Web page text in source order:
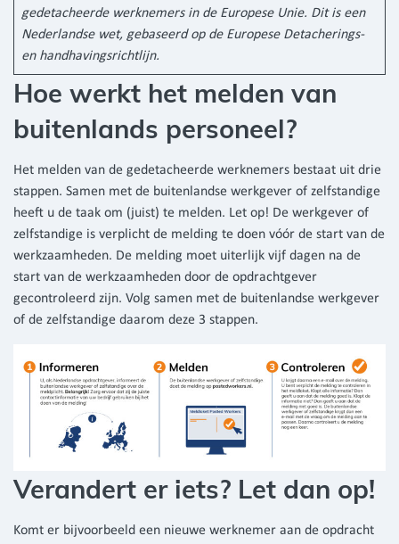
gedetacheerde werknemers in de Europese Unie. Dit is een
Nederlandse wet, gebaseerd op de Europese Detacherings-
en handhavingsrichtlijn.
Hoe werkt het melden van
buitenlands personeel?
Het melden van de gedetacheerde werknemers bestaat uit drie
stappen. Samen met de buitenlandse werkgever of zelfstandige
heeft u de taak om (juist) te melden. Let op! De werkgever of
zelfstandige is verplicht de melding te doen vóór de start van de
werkzaamheden. De melding moet uiterlijk vijf dagen na de
start van de werkzaamheden door de opdrachtgever
gecontroleerd zijn. Volg samen met de buitenlandse werkgever
of de zelfstandige daarom deze 3 stappen.
Verandert er iets? Let dan op!
Komt er bijvoorbeeld een nieuwe werknemer aan de opdracht